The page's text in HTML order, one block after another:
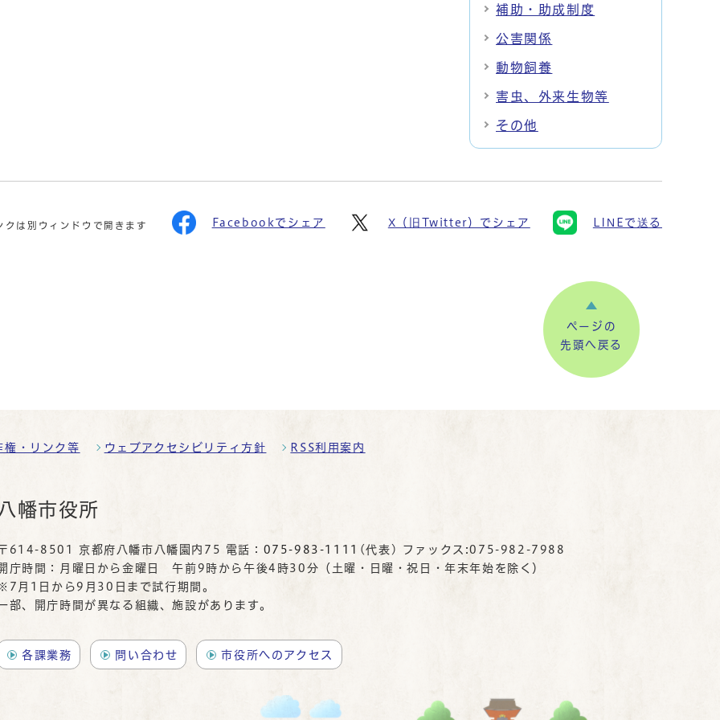
補助・助成制度
公害関係
動物飼養
害虫、外来生物等
その他
クは別ウィンドウで開きます Facebookでシェア X（旧Twitter）でシェア LINEで送る
ページの
先頭へ戻る
権・リンク等 ウェブアクセシビリティ方針 RSS利用案内
幡市役所
614-8501 京都府八幡市八幡園内75 電話： 075-983-1111
(代表) ファックス:075-982-7988
庁時間：月曜日から金曜日 午前9時から午後4時30分（土曜・日曜・祝日・年末年始を除く）
月1日から9月30日まで試行期間。
部、開庁時間が異なる組織、施設があります。
各課業務 問い合わせ 市役所へのアクセス